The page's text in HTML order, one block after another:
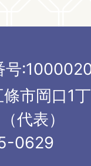
号
市岡口1
代表）
0629